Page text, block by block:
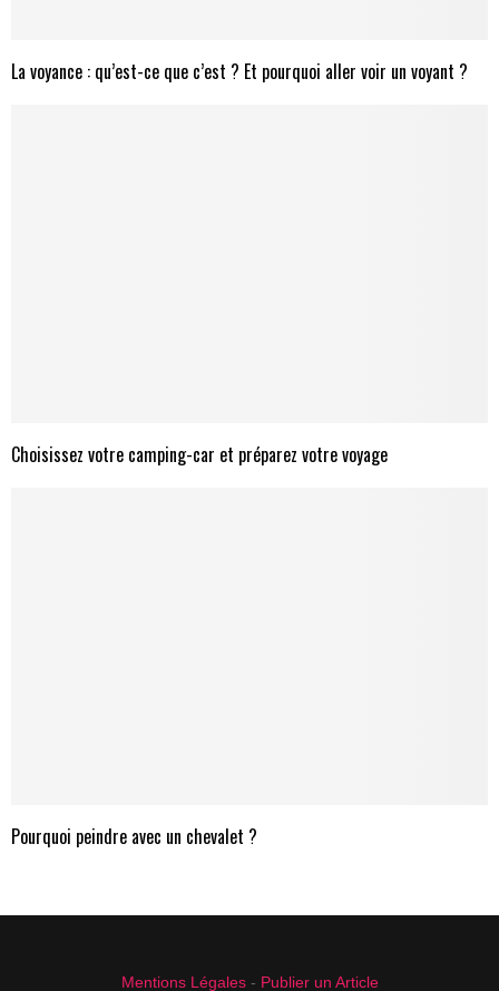
La voyance : qu’est-ce que c’est ? Et pourquoi aller voir un voyant ?
Choisissez votre camping-car et préparez votre voyage
Pourquoi peindre avec un chevalet ?
Mentions Légales- Publier un Article